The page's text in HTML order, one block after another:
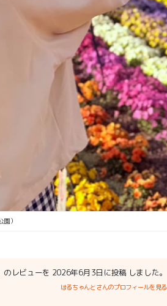
）
レビューを 2026年6月3日に投稿 しました。
はるちゃんとさんのプロフィールを見る